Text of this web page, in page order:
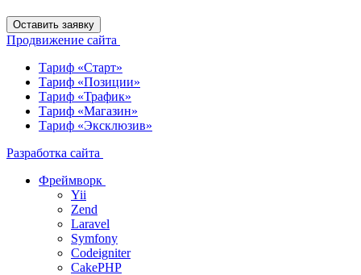
Оставить заявку
Продвижение сайта
Тариф «Старт»
Тариф «Позиции»
Тариф «Трафик»
Тариф «Магазин»
Тариф «Эксклюзив»
Разработка сайта
Фреймворк
Yii
Zend
Laravel
Symfony
Codeigniter
CakePHP